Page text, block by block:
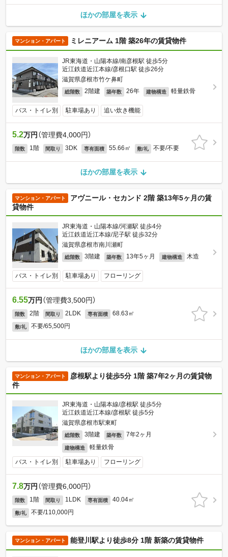
ほかの部屋を表示
マンション・アパート ミレニアーム 1階 築26年の賃貸物件
JR東海道・山陽本線/南彦根駅 徒歩5分
近江鉄道近江本線/彦根口駅 徒歩26分
滋賀県彦根市竹ケ鼻町
総階数 2階建 築年数 26年 建物構造 軽量鉄骨
バス・トイレ別 駐車場あり 追い炊き機能
5.2万円 （管理費4,000円）
階数 1階 間取り 3DK 専有面積 55.66㎡ 敷/礼 不要/不要
ほかの部屋を表示
マンション・アパート
アヴニール・セカンド 2階 築13年5ヶ月の賃
貸物件
JR東海道・山陽本線/河瀬駅 徒歩4分
近江鉄道近江本線/尼子駅 徒歩32分
滋賀県彦根市南川瀬町
総階数 3階建 築年数 13年5ヶ月 建物構造 木造
バス・トイレ別 駐車場あり フローリング
6.55万円 （管理費3,500円）
階数 2階 間取り 2LDK 専有面積 68.63㎡
敷/礼 不要/65,500円
ほかの部屋を表示
マンション・アパート
彦根駅より徒歩5分 1階 築7年2ヶ月の賃貸物
件
JR東海道・山陽本線/彦根駅 徒歩5分
近江鉄道近江本線/彦根駅 徒歩5分
滋賀県彦根市駅東町
総階数 3階建 築年数 7年2ヶ月
建物構造 軽量鉄骨
バス・トイレ別 駐車場あり フローリング
7.8万円 （管理費6,000円）
階数 1階 間取り 1LDK 専有面積 40.04㎡
敷/礼 不要/110,000円
マンション・アパート 能登川駅より徒歩8分 1階 新築の賃貸物件